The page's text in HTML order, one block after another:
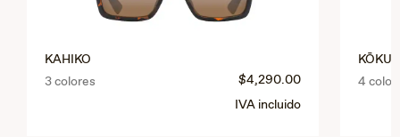
KAHIKO
3 colores
$4,290.00
IVA incluido
4